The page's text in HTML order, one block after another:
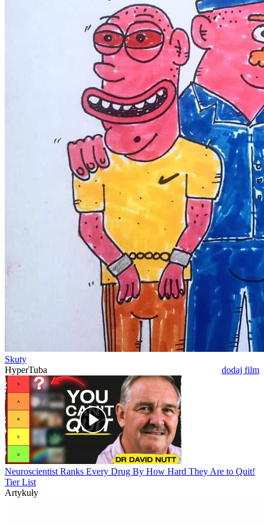
Skuty
HyperTuba
dodaj film
Neuroscientist Ranks Every Drug By How Hard They Are to Quit!
Tier List
Artykuły